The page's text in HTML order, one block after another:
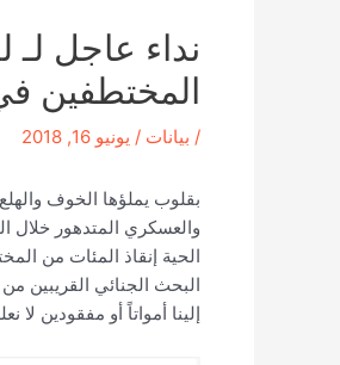
نداء عاجل لـ
المختطفين
/ بيانات / يونيو 16, 2018
بقلوب يملؤها الخوف
والعسكري المتدهور خلال
الحية إنقاذ المئات من
البحث الجنائي القريبين
إلينا أمواتاً أو مفقودين لا